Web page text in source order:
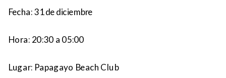
Fecha: 31 de diciembre
Hora: 20:30 a 05:00
Lugar: Papagayo Beach Club